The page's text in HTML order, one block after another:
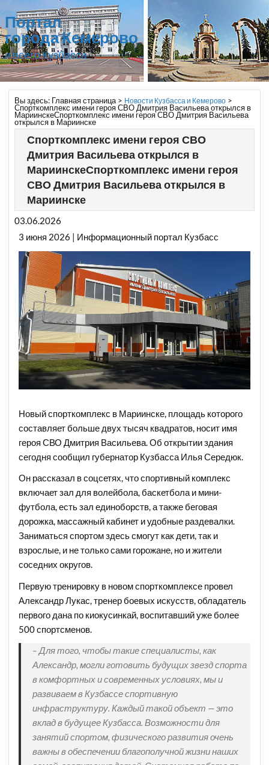
Портал
города Кемерово
и всего Кузбасса
Вы здесь: Главная страница> Новости Кузбасса и Кемерово>
Спорткомплекс имени героя СВО Дмитрия Васильева открылся в
МариинскеСпорткомплекс имени героя СВО Дмитрия Васильева
открылся в Мариинске
Спорткомплекс имени героя СВО
Дмитрия Васильева открылся в
МариинскеСпорткомплекс имени героя
СВО Дмитрия Васильева открылся в
Мариинске
03.06.2026
3 июня 2026 | Информационный портал Кузбасс
Новый спорткомплекс в Мариинске, площадь которого
составляет больше двух тысяч квадратов, носит имя
героя СВО Дмитрия Васильева. Об открытии здания
сегодня сообщил губернатор Кузбасса Илья Середюк.
Он рассказал в соцсетях, что спортивный комплекс
включает зал для волейбола, баскетбола и мини-
футбола, есть зал единоборств, а также беговая
дорожка, массажный кабинет и удобные раздевалки.
Заниматься спортом здесь смогут как дети, так и
взрослые, и не только сами горожане, но и жители
соседних округов.
Первую тренировку в новом спорткомплексе провел
Александр Лукас, тренер боевых искусств, обладатель
первого дана по киокусинкай, воспитавший уже более
500 спортсменов.
– Для того, чтобы такие специалисты, как
Александр, могли готовить будущих звезд спорта
в комфортных и современных условиях, мы и
развиваем в Кузбассе спортивную
инфраструктуру. Каждый такой объект — это
вклад в будущее Кузбасса. Возможности для
занятий спортом, физического развития очень
важны в обеспечении благополучной жизни наших